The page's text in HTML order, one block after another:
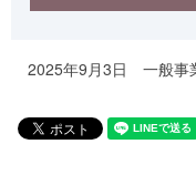
2025年9月3日 一般事